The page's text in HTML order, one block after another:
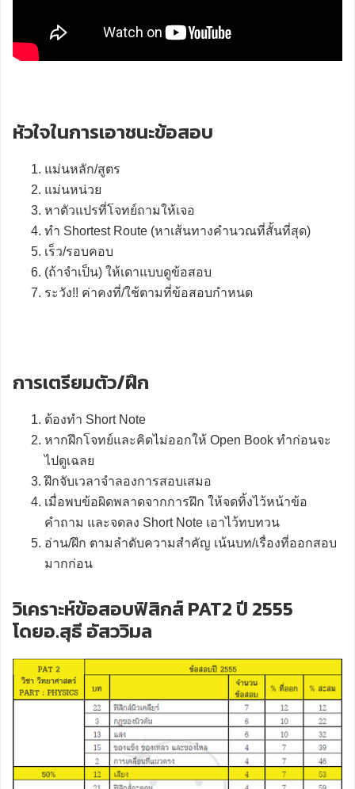
หัวใจในการเอาชนะข้อสอบ
แม่นหลัก/สูตร
แม่นหน่วย
หาตัวแปรที่โจทย์ถามให้เจอ
ทำ Shortest Route (หาเส้นทางคำนวณที่สั้นที่สุด)
เร็ว/รอบคอบ
(ถ้าจำเป็น) ให้เดาแบบดูข้อสอบ
ระวัง!! ค่าคงที่/ใช้ตามที่ข้อสอบกำหนด
การเตรียมตัว/ฝึก
ต้องทำ Short Note
หากฝึกโจทย์และคิดไม่ออกให้ Open Book ทำก่อนจะ
ไปดูเฉลย
ฝึกจับเวลาจำลองการสอบเสมอ
เมื่อพบข้อผิดพลาดจากการฝึก ให้จดทิ้งไว้หน้าข้อ
คำถาม และจดลง Short Note เอาไว้ทบทวน
อ่าน/ฝึก ตามลำดับความสำคัญ เน้นบท/เรื่องที่ออกสอบ
มากก่อน
วิเคราะห์ข้อสอบฟิสิกส์ PAT2 ปี 2555
โดยอ.สุธี อัสววิมล